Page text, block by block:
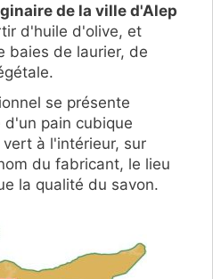
de la ville d'Alep
d'huile d'olive, et
baies de laurier, de
se présente
pain cubique
à l'intérieur, sur
du fabricant, le lieu
la qualité du savon.